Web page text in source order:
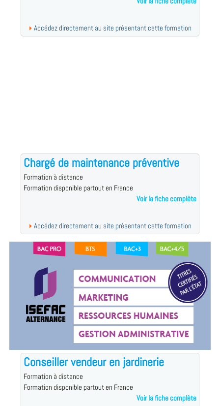
Accédez directement au site présentant cette formation
Chargé de maintenance préventive
Formation à distance
Formation disponible partout en France
Voir la fiche complète
Accédez directement au site présentant cette formation
Conseiller vendeur en jardinerie
Formation à distance
Formation disponible partout en France
Voir la fiche complète